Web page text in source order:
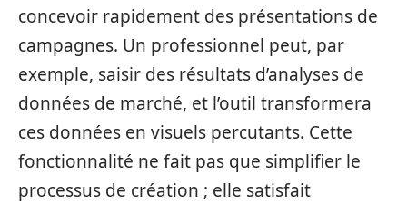
concevoir rapidement des présentations de
campagnes. Un professionnel peut, par
exemple, saisir des résultats d’analyses de
données de marché, et l’outil transformera
ces données en visuels percutants. Cette
fonctionnalité ne fait pas que simplifier le
processus de création ; elle satisfait